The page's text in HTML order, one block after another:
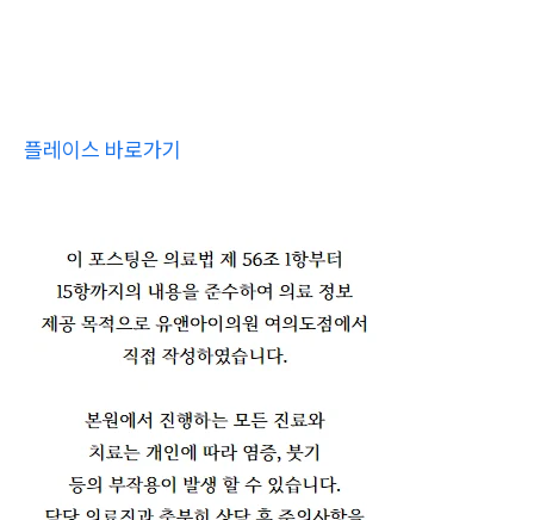
플레이스 바로가기